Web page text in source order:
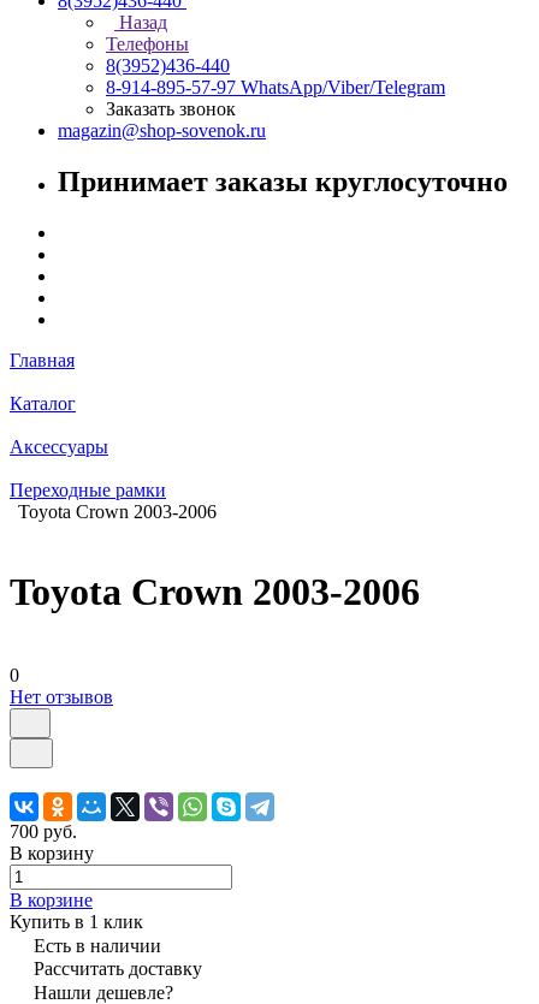
Назад
Телефоны
8(3952)436-440
8-914-895-57-97 WhatsApp/Viber/Telegram
Заказать звонок
magazin@shop-sovenok.ru
Принимает заказы круглосуточно
Главная
Каталог
Аксессуары
Переходные рамки
Toyota Crown 2003-2006
Toyota Crown 2003-2006
0
Нет отзывов
700 руб.
В корзину
В корзине
Купить в 1 клик
Есть в наличии
Рассчитать доставку
Нашли дешевле?